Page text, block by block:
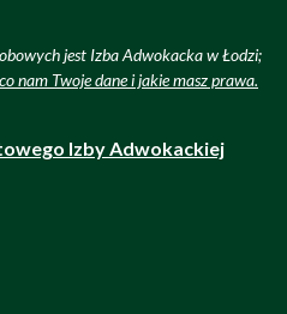
jest Izba Adwokacka w Łodzi;
nam Twoje dane i jakie masz prawa.
Izby Adwokackiej